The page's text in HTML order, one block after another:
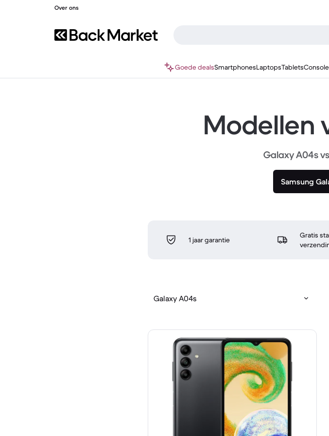
Over ons
Goede dealsSmartphonesLaptopsTablets
Modellen
Galaxy A04s
Samsung
1 jaar garantie
Gratis
Galaxy A04s